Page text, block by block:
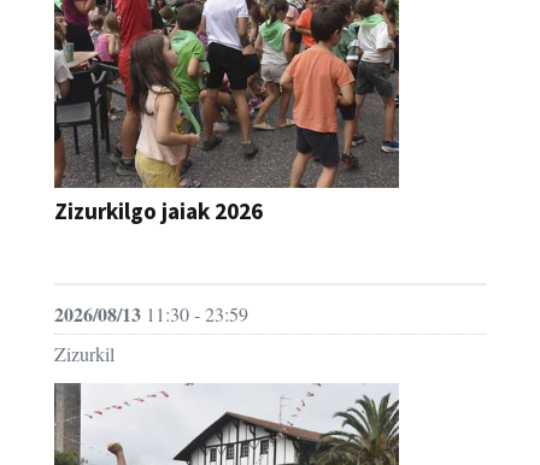
Zizurkilgo jaiak 2026
JAIA
Zizurkil